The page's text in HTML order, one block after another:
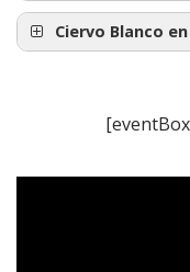
Ciervo Blanco
[eventBox